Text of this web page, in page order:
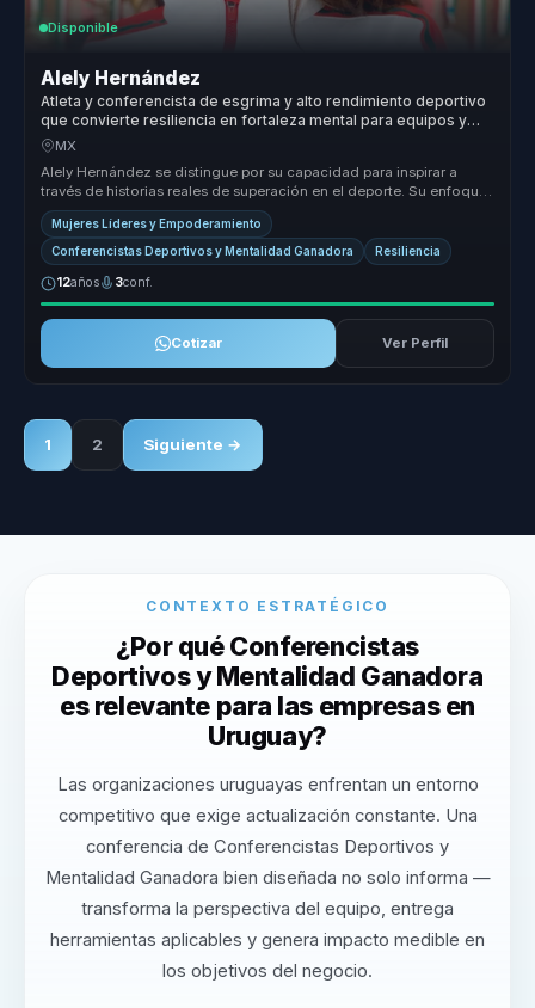
Disponible
Alely Hernández
Atleta y conferencista de esgrima y alto rendimiento deportivo
que convierte resiliencia en fortaleza mental para equipos y
lideres.
MX
Alely Hernández se distingue por su capacidad para inspirar a
través de historias reales de superación en el deporte. Su enfoque
en el em...
Mujeres Líderes y Empoderamiento
Conferencistas Deportivos y Mentalidad Ganadora Resiliencia
12años 3conf.
Cotizar Ver Perfil
1 2 Siguiente →
CONTEXTO ESTRATÉGICO
¿Por qué Conferencistas
Deportivos y Mentalidad Ganadora
es relevante para las empresas en
Uruguay?
Las organizaciones uruguayas enfrentan un entorno
competitivo que exige actualización constante. Una
conferencia de Conferencistas Deportivos y
Mentalidad Ganadora bien diseñada no solo informa —
transforma la perspectiva del equipo, entrega
herramientas aplicables y genera impacto medible en
los objetivos del negocio.